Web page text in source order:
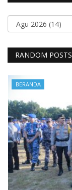
RANDOM POSTS
BERANDA